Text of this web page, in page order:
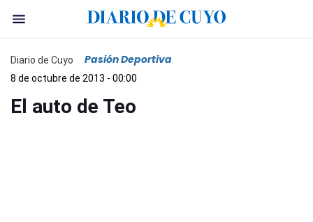
Diario de Cuyo Pasión Deportiva
8 de octubre de 2013 - 00:00
El auto de Teo